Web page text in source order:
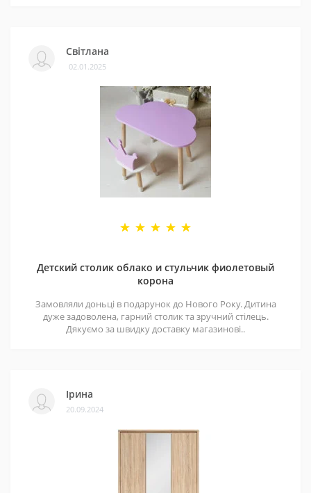
Світлана
02.01.2025
Детский столик облако и стульчик фиолетовый
корона
Замовляли доньці в подарунок до Нового Року. Дитина
дуже задоволена, гарний столик та зручний стілець.
Дякуємо за швидку доставку магазинові..
Ірина
20.09.2024